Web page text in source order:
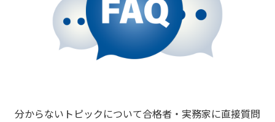
分からないトピックについて合格者・実務家に直接質問